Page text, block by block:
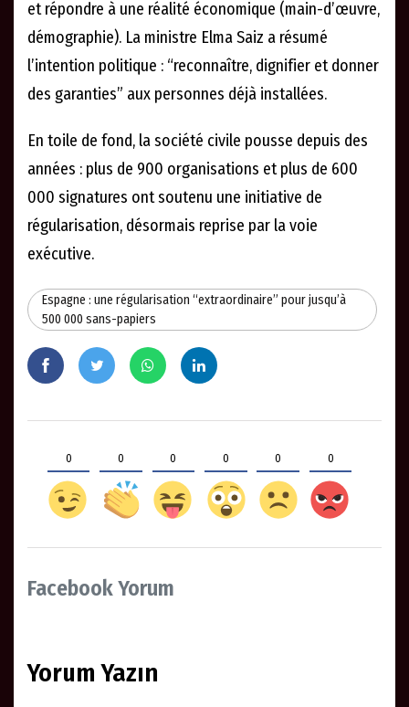
et répondre à une réalité économique (main-d’œuvre,
démographie). La ministre Elma Saiz a résumé
l’intention politique : “reconnaître, dignifier et donner
des garanties” aux personnes déjà installées.
En toile de fond, la société civile pousse depuis des
années : plus de 900 organisations et plus de 600
000 signatures ont soutenu une initiative de
régularisation, désormais reprise par la voie
exécutive.
Espagne : une régularisation “extraordinaire” pour jusqu’à
500 000 sans-papiers
0 0 0 0 0 0
Facebook Yorum
Yorum Yazın